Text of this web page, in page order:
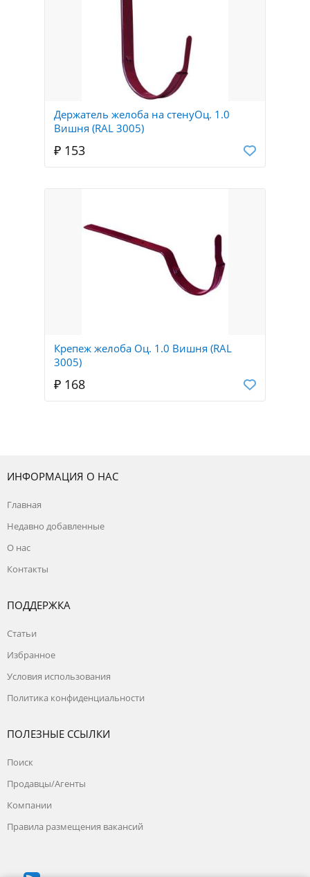
Держатель желоба на стенуОц. 1.0
Вишня (RAL 3005)
₽ 153
Крепеж желоба Оц. 1.0 Вишня (RAL
3005)
₽ 168
ИНФОРМАЦИЯ О НАС
Главная
Недавно добавленные
О нас
Контакты
ПОДДЕРЖКА
Статьи
Избранное
Условия использования
Политика конфиденциальности
ПОЛЕЗНЫЕ ССЫЛКИ
Поиск
Продавцы/Агенты
Компании
Правила размещения вакансий